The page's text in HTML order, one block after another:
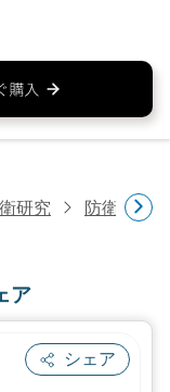
研究 防衛研究
ア
シェア